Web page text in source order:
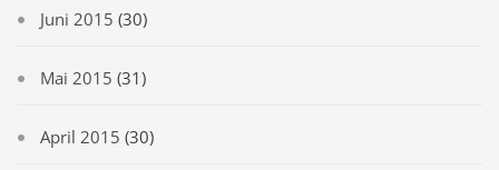
Juni 2015 (30)
Mai 2015 (31)
April 2015 (30)